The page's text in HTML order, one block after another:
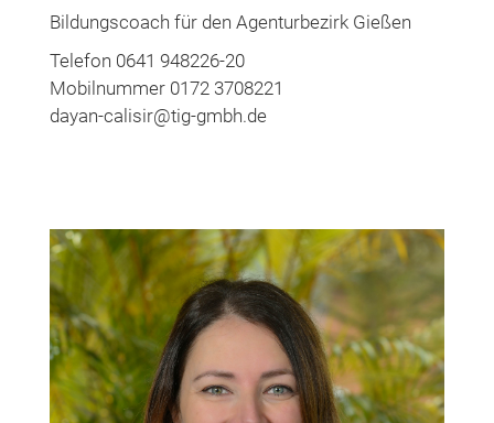
Bildungscoach für den Agenturbezirk Gießen
Telefon 0641 948226-20
Mobilnummer 0172 3708221
dayan-calisir@tig-gmbh.de